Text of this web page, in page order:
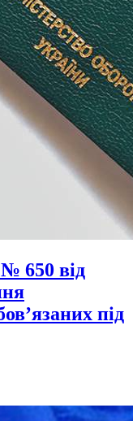
650 від
під